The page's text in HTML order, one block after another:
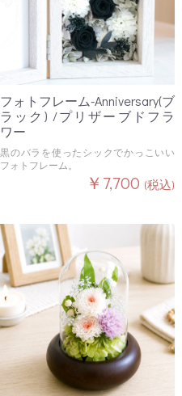
フォトフレーム-Anniversary(ブ
ラック) /プリザーブドフラ
ワー
黒のバラを使ったシックでかっこいい
フォトフレーム。
￥7,700 (税込)